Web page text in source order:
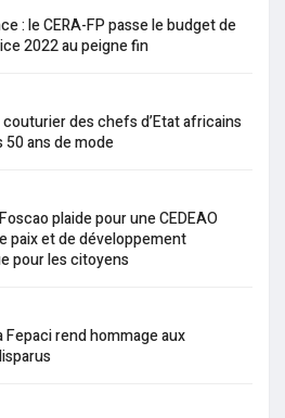
: le CERA-FP passe le budget de
2022 au peigne fin
couturier des chefs d’Etat africains
50 ans de mode
plaide pour une CEDEAO
paix et de développement
pour les citoyens
Fepaci rend hommage aux